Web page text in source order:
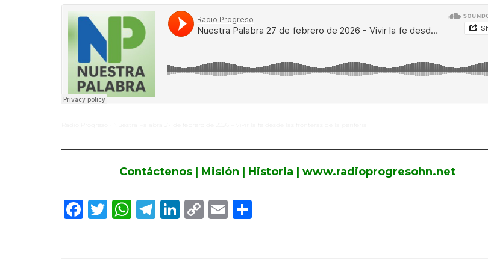
·
Contáctenos | Misión | Historia | www.radioprogresohn.net
Facebook
Twitter
WhatsApp
Telegram
LinkedIn
CopyEmail